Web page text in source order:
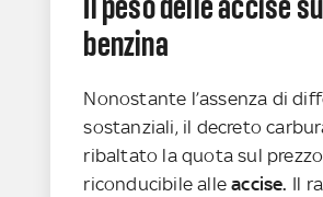
benzina
Nonostante l’assenza di
sostanziali, il decreto
ribaltato la quota sul
riconducibile alleaccise. Il